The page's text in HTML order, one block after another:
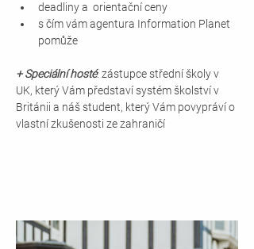
deadliny a  orientační ceny
s čím vám agentura Information Planet
pomůže
+ Speciální hosté: zástupce střední školy v
UK, který Vám představí systém školství v
Británii a náš student, který Vám povypráví o
vlastní zkušenosti ze zahraničí